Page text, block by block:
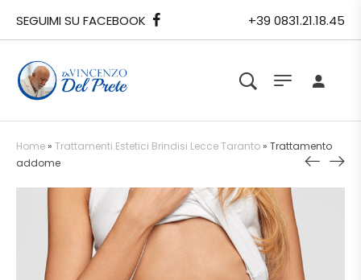
SEGUIMI SU FACEBOOK +39 0831.21.18.45
Home» Trattamenti Estetici Brindisi Lecce Taranto» Trattamento
addome